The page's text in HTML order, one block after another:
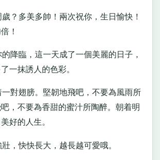
多美多帥！兩次祝你，生日愉快！
！
臨，這一天成了一個美麗的日子，
一抹誘人的色彩。
翅膀。堅韌地飛吧，不要為風雨所
，不要為香甜的蜜汁所陶醉。朝着明
好的人生。
快快長大，越長越可愛哦。